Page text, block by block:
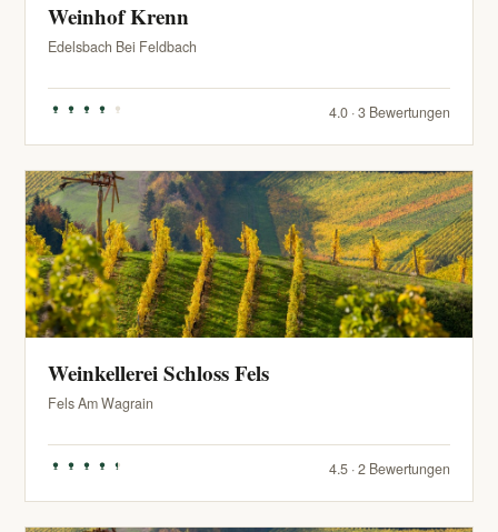
Weinhof Krenn
Edelsbach Bei Feldbach
4.0 · 3 Bewertungen
Weinkellerei Schloss Fels
Fels Am Wagrain
4.5 · 2 Bewertungen